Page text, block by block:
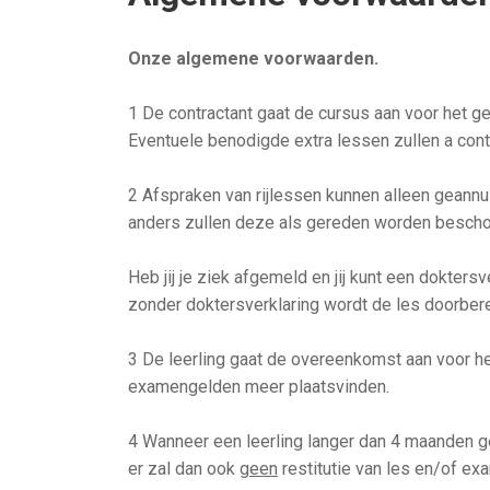
Onze algemene voorwaarden.
1 De contractant gaat de cursus aan voor het
Eventuele benodigde extra lessen zullen a
2 Afspraken van rijlessen kunnen alleen
anders zullen deze als gereden worden
Heb jij je ziek afgemeld en jij kunt een
zonder doktersverklaring wordt de les
3 De leerling gaat de overeenkomst aan voor
examengelden meer plaatsvinden.
4 Wanneer een leerling langer dan 4
er zal dan ook geen restitutie van les en/of